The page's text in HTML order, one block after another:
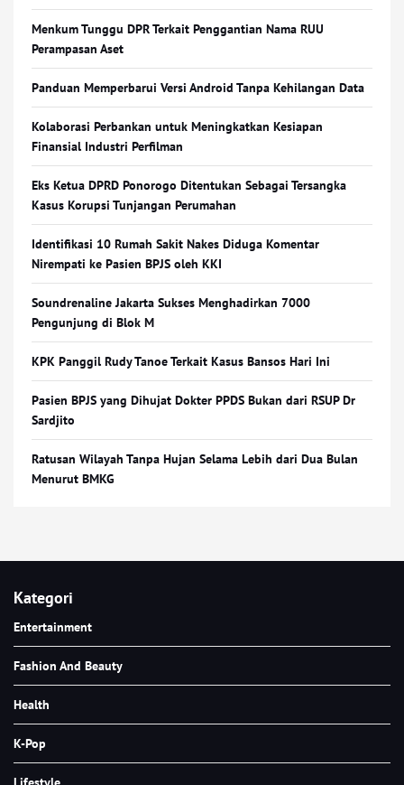
Menkum Tunggu DPR Terkait Penggantian Nama RUU
Perampasan Aset
Panduan Memperbarui Versi Android Tanpa Kehilangan Data
Kolaborasi Perbankan untuk Meningkatkan Kesiapan
Finansial Industri Perfilman
Eks Ketua DPRD Ponorogo Ditentukan Sebagai Tersangka
Kasus Korupsi Tunjangan Perumahan
Identifikasi 10 Rumah Sakit Nakes Diduga Komentar
Nirempati ke Pasien BPJS oleh KKI
Soundrenaline Jakarta Sukses Menghadirkan 7000
Pengunjung di Blok M
KPK Panggil Rudy Tanoe Terkait Kasus Bansos Hari Ini
Pasien BPJS yang Dihujat Dokter PPDS Bukan dari RSUP Dr
Sardjito
Ratusan Wilayah Tanpa Hujan Selama Lebih dari Dua Bulan
Menurut BMKG
Kategori
Entertainment
Fashion And Beauty
Health
K-Pop